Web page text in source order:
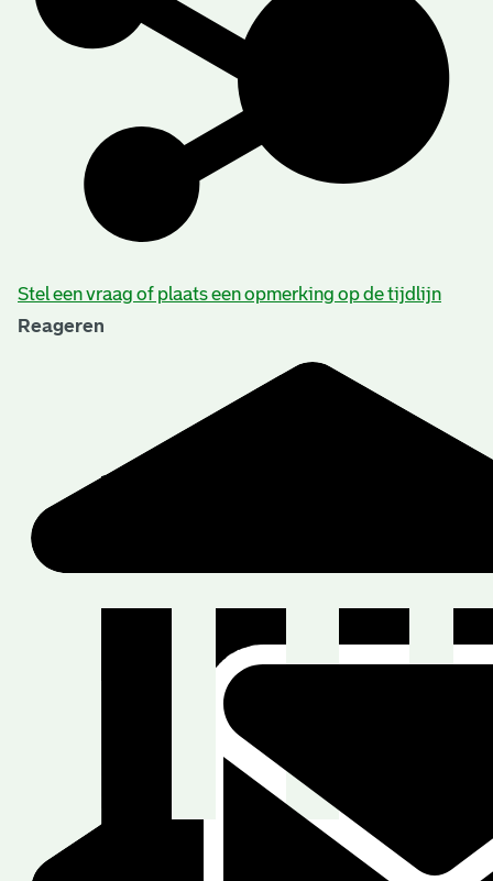
Stel een vraag of plaats een opmerking op de tijdlijn
Reageren